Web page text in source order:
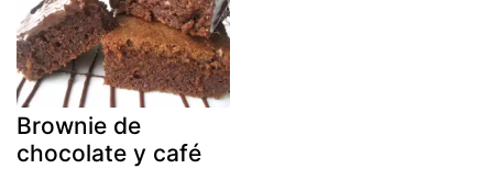
Brownie de
chocolate y café